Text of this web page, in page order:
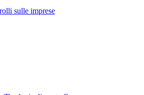
sulle imprese